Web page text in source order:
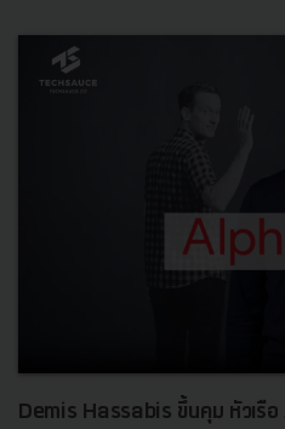
Demis Hassabis ขึ้นคุม หัวเรื